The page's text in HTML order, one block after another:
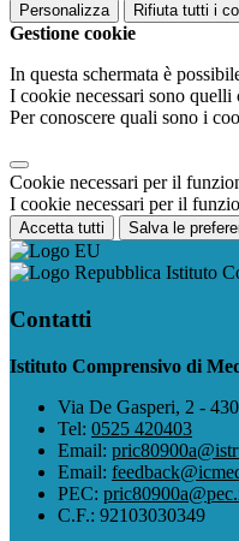
Personalizza Rifiuta tutti i
Gestione cookie
In questa schermata è
I cookie necessari sono
Per conoscere quali sono i
Cookie necessari per il
I cookie necessari per il
Accetta tutti Salva le
Istituto
Contatti
Istituto Comprensivo di
Via De Gasperi, 2 -
Tel: 0525 420403
Email:
Email:
PEC:
C.F.: 92103030349